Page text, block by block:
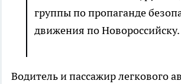
группы по пропаганде
движения по Новороссийску.
Водитель и пассажир легкового